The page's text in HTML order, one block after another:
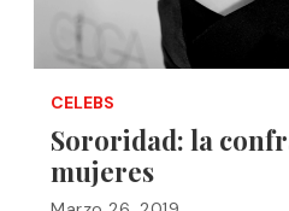
CELEBS
Sororidad: la
mujeres